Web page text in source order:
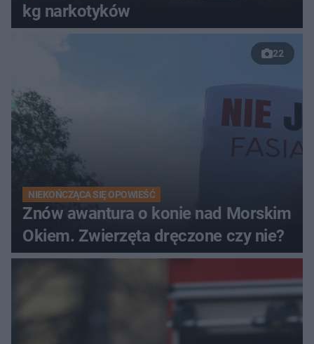
kg narkotyków
22
NIEKOŃCZĄCA SIĘ OPOWIEŚĆ
Znów awantura o konie nad Morskim
Okiem. Zwierzęta dręczone czy nie?